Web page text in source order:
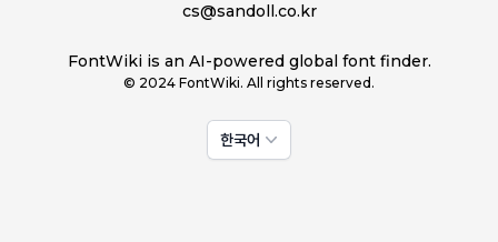
cs@sandoll.co.kr
FontWiki is an AI-powered global font finder.
© 2024 FontWiki. All rights reserved.
한국어